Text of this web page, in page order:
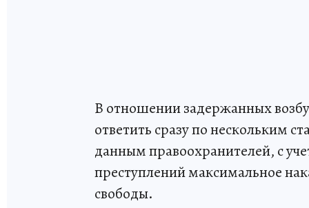
В отношении задержанных
ответить сразу по нескольким
данным правоохранителей, с
преступлений максимальное
свободы.